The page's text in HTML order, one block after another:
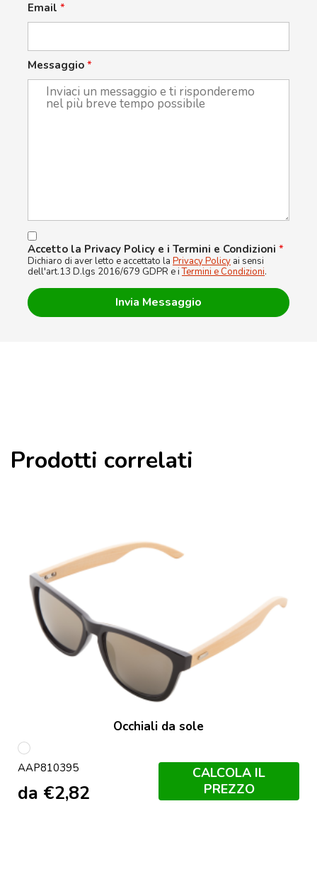
Email *
Messaggio *
Accetto la Privacy Policy e i Termini e Condizioni *
Dichiaro di aver letto e accettato la Privacy Policy ai sensi
dell'art.13 D.lgs 2016/679 GDPR e iTermini e Condizioni.
Prodotti correlati
Occhiali da sole
multicolore
AAP810395
da €2,82
CALCOLA IL
PREZZO